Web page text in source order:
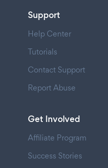
Support
Help Center
Tutorials
Contact Support
Report Abuse
Get Involved
Affiliate Program
Success Stories